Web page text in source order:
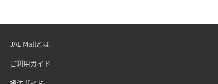
JAL Mallとは
ご利用ガイド